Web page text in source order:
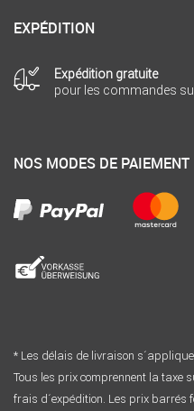
EXPÉDITION
Expédition gratuite
pour les commandes
NOS MODES DE PAIEMENT
* Les délais de livraison
Tous les prix comprennent la taxe
frais d´expédition. Les prix barrés